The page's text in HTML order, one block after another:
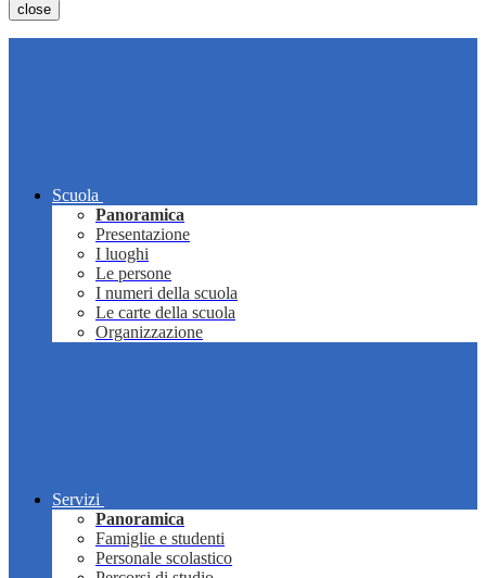
close
Scuola
Panoramica
Presentazione
I luoghi
Le persone
I numeri della scuola
Le carte della scuola
Organizzazione
Servizi
Panoramica
Famiglie e studenti
Personale scolastico